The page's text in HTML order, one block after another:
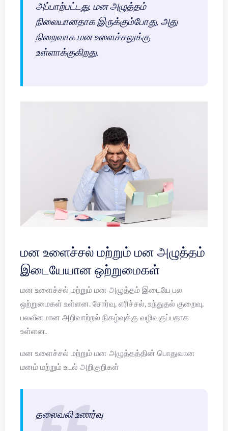
அப்பாற்பட்டது. மன அழுத்தம்
நிலையானதாக இருக்கும்போது, அது
நிறைவாக மன உளைச்சலுக்கு
உள்ளாக்குகிறது.
மன உளைச்சல் மற்றும் மன அழுத்தம்
இடையேயான ஒற்றுமைகள்
மன உளைச்சல் மற்றும் மன அழுத்தம் இடையே பல
ஒற்றுமைகள் உள்ளன. சோர்வு, எரிச்சல், உந்துதல் குறைவு,
பலவீனமான அறிவாற்றல் நிகழ்வுக்கு வழிவகுப்பதாக
உள்ளன.
மன உளைச்சல் மற்றும் மன அழுத்தத்தின் பொதுவான
மனம் மற்றும் உடல் அறிகுறிகள்
தலைவலி உணர்வு